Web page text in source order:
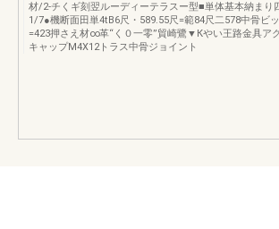
材/2-チくギ刻翌ルーディーテラスー型■単体基本納まり
1/7●機断面田単4tB6尺・589.55尺=範84尺二578中骨ビ
=423押さえ材∞革“く０一零”貿崎鷺▼Кやい王路金具ア
キャップM4X12トラス中骨ジョイント